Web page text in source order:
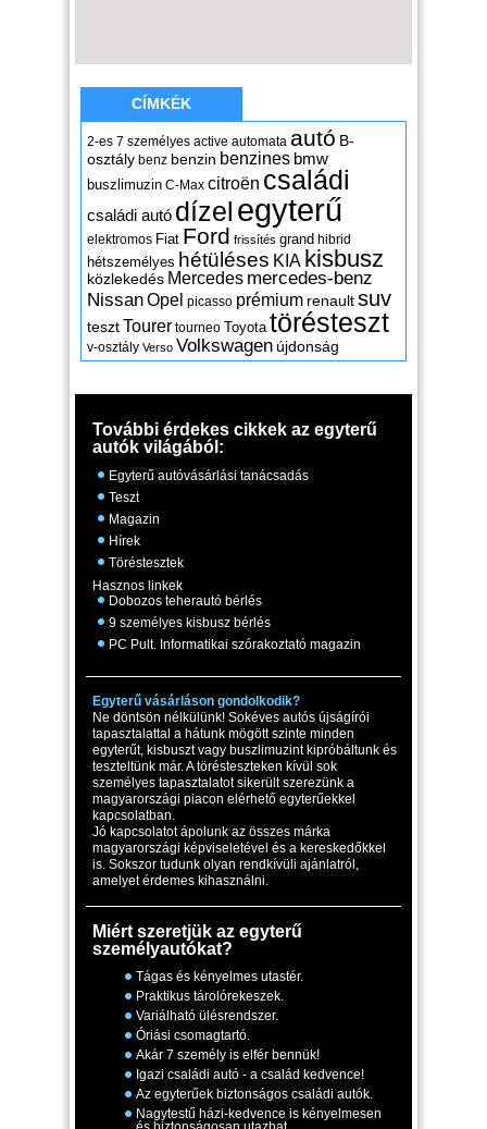
CÍMKÉK
2-es 7 személyes active automata autó B-
osztály benz benzin benzines bmw
buszlimuzin C-Max citroën családi
családi autó dízel egyterű
elektromos Fiat Ford frissítés grand hibrid
hétszemélyes hétüléses KIA kisbusz
közlekedés Mercedes mercedes-benz
NissanOpel picasso prémium renaultsuv
tesztTourer tourneo Toyota törésteszt
v-osztály Verso Volkswagen újdonság
További érdekes cikkek az egyterű
autók világából:
Egyterű autóvásárlási tanácsadás
Teszt
Magazin
Hírek
Töréstesztek
Hasznos linkek
Dobozos teherautó bérlés
9 személyes kisbusz bérlés
PC Pult. Informatikai szórakoztató magazin
Egyterű vásárláson gondolkodik?
Ne döntsön nélkülünk! Sokéves autós újságírói
tapasztalattal a hátunk mögött szinte minden
egyterűt, kisbuszt vagy buszlimuzint kipróbáltunk és
teszteltünk már. A törésteszteken kívül sok
személyes tapasztalatot sikerült szerezünk a
magyarországi piacon elérhető egyterűekkel
kapcsolatban.
Jó kapcsolatot ápolunk az összes márka
magyarországi képviseletével és a kereskedőkkel
is. Sokszor tudunk olyan rendkívüli ajánlatról,
amelyet érdemes kihasználni.
Miért szeretjük az egyterű
személyautókat?
Tágas és kényelmes utastér.
Praktikus tárolórekeszek.
Variálható ülésrendszer.
Óriási csomagtartó.
Akár 7 személy is elfér bennük!
Igazi családi autó - a család kedvence!
Az egyterűek biztonságos családi autók.
Nagytestű házi-kedvence is kényelmesen